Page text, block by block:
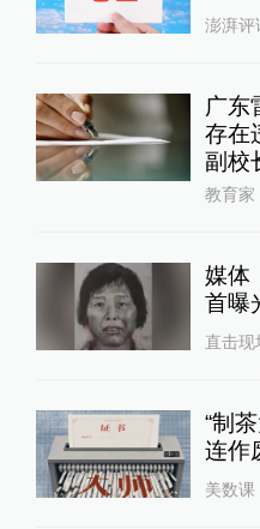
澎湃评
广东
存在
副校
教育家
媒体
首曝
直击现
“制
连作
美数课